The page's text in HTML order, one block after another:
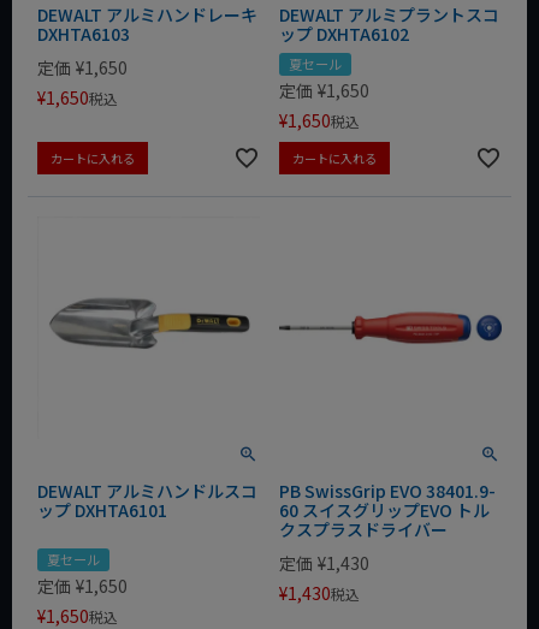
DEWALT アルミハンドレーキ
DXHTA6103
定価 ¥1,650
¥1,650税込
カートに入れる
DEWALT アルミプラントスコ
ップ DXHTA6102
夏セール
定価 ¥1,650
¥1,650税込
カートに入れる
DEWALT アルミハンドルスコ
ップ DXHTA6101
夏セール
定価 ¥1,650
¥1,650税込
PB SwissGrip EVO 38401.9-
60 スイスグリップEVO トル
クスプラスドライバー
定価 ¥1,430
¥1,430税込